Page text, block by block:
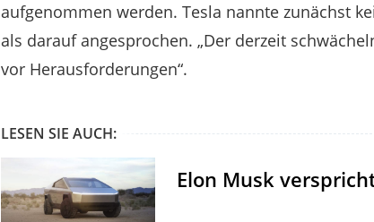
aufgenommen werden. Tesla nannte zunächst
als darauf angesprochen. „Der derzeit
vor Herausforderungen“.
LESEN SIE AUCH:
Elon Musk